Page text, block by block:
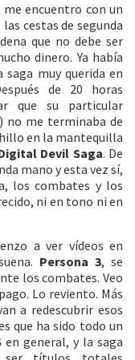
encuentro con un
las cestas de segunda
que no debe ser
dinero. Ya había
muy querida en
de 20 horas
que su particular
no me terminaba de
en la mantequilla
Devil Saga. De
mano y esta vez sí,
los combates y los
ni en tono ni en
a ver vídeos en
Persona 3, se
los combates. Veo
Lo reviento. Más
a redescubrir esos
que ha sido todo un
en general, y la saga